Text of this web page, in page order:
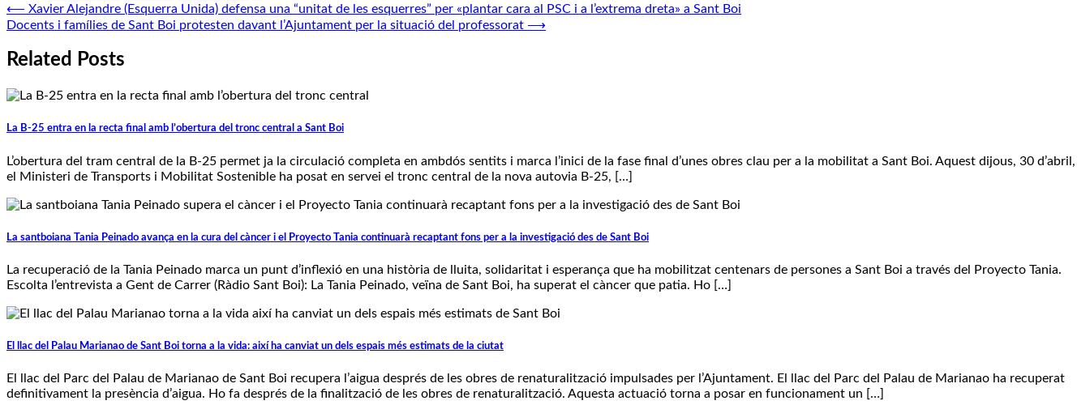
Navegació
d'entrades
⟵ Xavier Alejandre (Esquerra Unida) defensa una “unitat de les esquerres” per «plantar cara al PSC i a l’extrema dreta» a Sant Boi
Docents i famílies de Sant Boi protesten davant l’Ajuntament per la situació del professorat ⟶
Related Posts
La B-25 entra en la recta final amb l’obertura del tronc central a Sant Boi
L’obertura del tram central de la B-25 permet ja la circulació completa en ambdós sentits i marca l’inici de la fase final d’unes obres clau per a la mobilitat a Sant Boi. Aquest dijous, 30 d’abril,
el Ministeri de Transports i Mobilitat Sostenible ha posat en servei el tronc central de la nova autovia B-25, […]
La santboiana Tania Peinado avança en la cura del càncer i el Proyecto Tania continuarà recaptant fons per a la investigació des de Sant Boi
La recuperació de la Tania Peinado marca un punt d’inflexió en una història de lluita, solidaritat i esperança que ha mobilitzat centenars de persones a Sant Boi a través del Proyecto Tania.
Escolta l’entrevista a Gent de Carrer (Ràdio Sant Boi): La Tania Peinado, veïna de Sant Boi, ha superat el càncer que patia. Ho […]
El llac del Palau Marianao de Sant Boi torna a la vida: així ha canviat un dels espais més estimats de la ciutat
El llac del Parc del Palau de Marianao de Sant Boi recupera l’aigua després de les obres de renaturalització impulsades per l’Ajuntament. El llac del Parc del Palau de Marianao ha recuperat
definitivament la presència d’aigua. Ho fa després de la finalització de les obres de renaturalització. Aquesta actuació torna a posar en funcionament un […]